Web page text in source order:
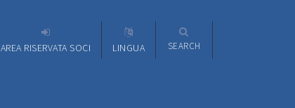
AREA RISERVATA SOCI LINGUA SEARCH